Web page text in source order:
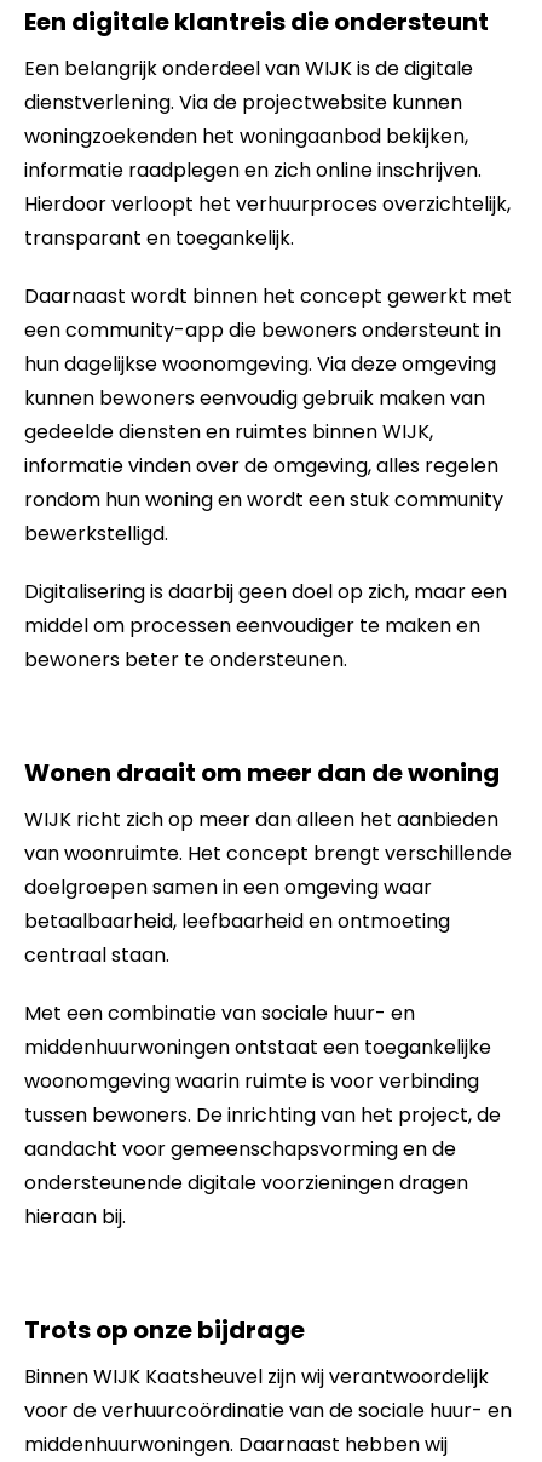
Een digitale klantreis die ondersteunt
Een belangrijk onderdeel van WIJK is de digitale
dienstverlening. Via de projectwebsite kunnen
woningzoekenden het woningaanbod bekijken,
informatie raadplegen en zich online inschrijven.
Hierdoor verloopt het verhuurproces overzichtelijk,
transparant en toegankelijk.
Daarnaast wordt binnen het concept gewerkt met
een community-app die bewoners ondersteunt in
hun dagelijkse woonomgeving. Via deze omgeving
kunnen bewoners eenvoudig gebruik maken van
gedeelde diensten en ruimtes binnen WIJK,
informatie vinden over de omgeving, alles regelen
rondom hun woning en wordt een stuk community
bewerkstelligd.
Digitalisering is daarbij geen doel op zich, maar een
middel om processen eenvoudiger te maken en
bewoners beter te ondersteunen.
Wonen draait om meer dan de woning
WIJK richt zich op meer dan alleen het aanbieden
van woonruimte. Het concept brengt verschillende
doelgroepen samen in een omgeving waar
betaalbaarheid, leefbaarheid en ontmoeting
centraal staan.
Met een combinatie van sociale huur- en
middenhuurwoningen ontstaat een toegankelijke
woonomgeving waarin ruimte is voor verbinding
tussen bewoners. De inrichting van het project, de
aandacht voor gemeenschapsvorming en de
ondersteunende digitale voorzieningen dragen
hieraan bij.
Trots op onze bijdrage
Binnen WIJK Kaatsheuvel zijn wij verantwoordelijk
voor de verhuurcoördinatie van de sociale huur- en
middenhuurwoningen. Daarnaast hebben wij